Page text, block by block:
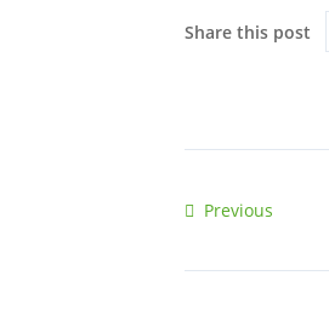
Share this post
Previous